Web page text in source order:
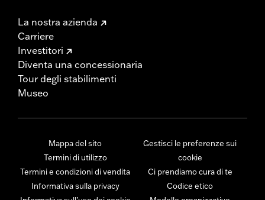
La nostra azienda
Carriere
Investitori
Diventa una concessionaria
Tour degli stabilimenti
Museo
Mappa del sito
Termini di utilizzo
Termini e condizioni di vendita
Informativa sulla privacy
Gestisci le preferenze sui
cookie
Ci prendiamo cura di te
Codice etico